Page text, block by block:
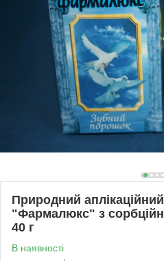
Природний
"Фармалюкс" з
40 г
В наявності